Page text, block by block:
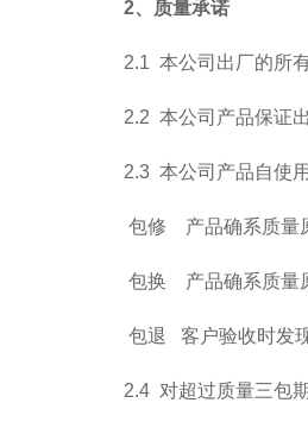
2、质量承诺
2.1 本公司出厂的所
2.2 本公司产品保证
2.3 本公司产品自使
包修 产品确系质量
包换 产品确系质量
包退 客户验收时发
2.4 对超过质量三包